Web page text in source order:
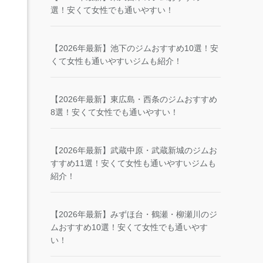
選！安くて女性でも通いやすい！
【2026年最新】池下のジムおすすめ10選！安
くて女性も通いやすいジムも紹介！
【2026年最新】東広島・西条のジムおすすめ
8選！安くて女性でも通いやすい！
【2026年最新】武蔵中原・武蔵新城のジムお
すすめ11選！安くて女性も通いやすいジムも
紹介！
【2026年最新】みずほ台・鶴瀬・柳瀬川のジ
ムおすすめ10選！安くて女性でも通いやす
い！